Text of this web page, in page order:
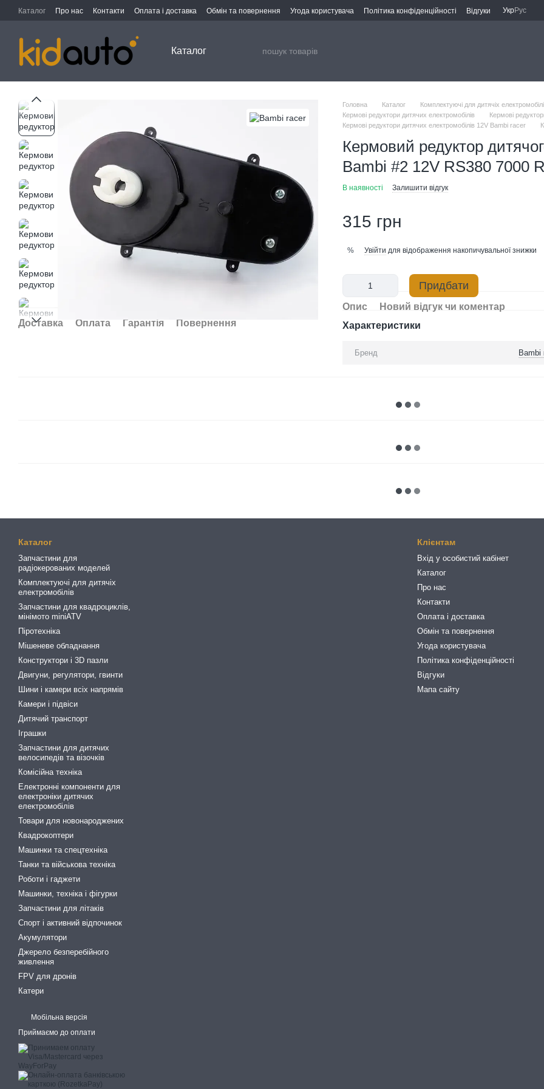
Перейти до основного контенту
Каталог Про нас Контакти Оплата і доставка Обмін та повернення Угода користувача Політика конфіденційності Відгуки УкрРус
Каталог
Доставка Оплата Гарантія Повернення
Головна Каталог Комплектуючі для дитячіх
Кермові редуктори дитячих електромобілів
Кермові
Кермові редуктори дитячих електромобілів 12V Bambi racer
Кермовий редуктор
Bambi #2 12V RS380 7000
В наявності Залишити відгук
315 грн
% Увійти для відображення накопичувальної знижки
Придбати
Опис
Новий відгук чи коментар
Характеристики
Бренд Bambi
Каталог
Запчастини для
радіокерованих моделей
Комплектуючі для дитячіх
електромобілів
Запчастини для квадроциклів,
мінімото miniATV
Піротехніка
Мішеневе обладнання
Конструктори і 3D пазли
Двигуни, регулятори, гвинти
Шини і камери всіх напрямів
Камери і підвіси
Дитячий транспорт
Іграшки
Запчастини для дитячих
велосипедів та візочків
Комісійна техніка
Електронні компоненти для
електроніки дитячих
електромобілів
Товари для новонароджених
Квадрокоптери
Машинки та спецтехніка
Танки та військова техніка
Роботи і гаджети
Машинки, техніка і фігурки
Запчастини для літаків
Спорт і активний відпочинок
Акумулятори
Джерело безперебійного
живлення
FPV для дронів
Катери
Мобільна версія
Приймаємо до оплати
Клієнтам
Вхід у особистий кабінет
Каталог
Про нас
Контакти
Оплата і доставка
Обмін та повернення
Угода користувача
Політика конфіденційності
Відгуки
Мапа сайту